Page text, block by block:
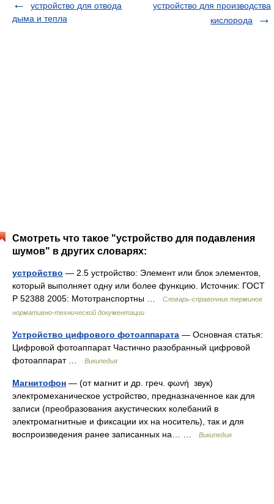
устройство для отвода
дыма и тепла
устройство для производства
кислорода
Смотреть что такое "устройство для подавления
шумов" в других словарях:
устройство — 2.5 устройство: Элемент или блок элементов,
который выполняет одну или более функцию. Источник: ГОСТ
Р 52388 2005: Мототранспортны …
Словарь-справочник терминов
нормативно-технической документации
Устройство цифрового фотоаппарата — Основная статья:
Цифровой фотоаппарат Частично разобранный цифровой
фотоаппарат …
Википедия
Магнитофон — (от магнит и др. греч. φωνή звук)
электромеханическое устройство, предназначенное как для
записи (преобразования акустических колебаний в
электромагнитные и фиксации их на носитель), так и для
воспроизведения ранее записанных на… …
Википедия